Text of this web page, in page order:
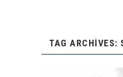
TAG ARCHIVES: